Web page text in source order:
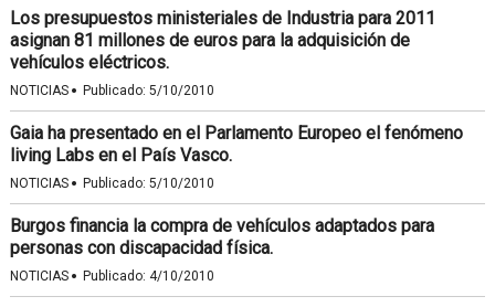
Los presupuestos ministeriales de Industria para 2011
asignan 81 millones de euros para la adquisición de
vehículos eléctricos.
NOTICIAS · Publicado: 5/10/2010
Gaia ha presentado en el Parlamento Europeo el fenómeno
living Labs en el País Vasco.
NOTICIAS · Publicado: 5/10/2010
Burgos financia la compra de vehículos adaptados para
personas con discapacidad física.
NOTICIAS · Publicado: 4/10/2010